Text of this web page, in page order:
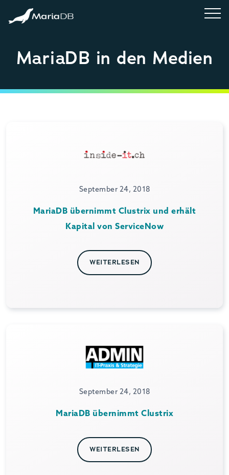
MariaDB in den Medien
September 24, 2018
MariaDB übernimmt Clustrix und erhält
Kapital von ServiceNow
WEITERLESEN
September 24, 2018
MariaDB übernimmt Clustrix
WEITERLESEN